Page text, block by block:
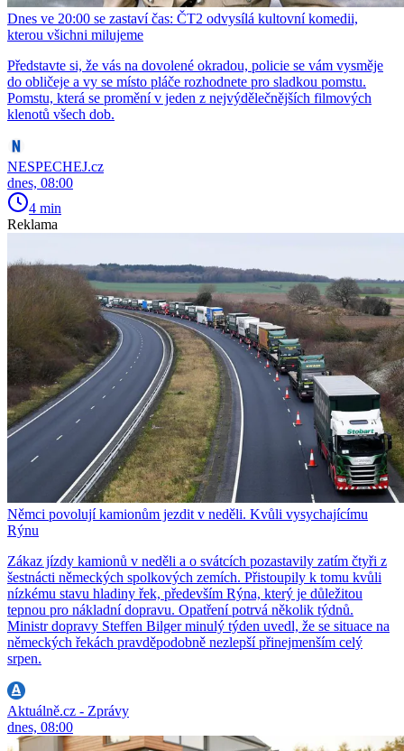
Dnes ve 20:00 se zastaví čas: ČT2 odvysílá kultovní komedii,
kterou všichni milujeme
Představte si, že vás na dovolené okradou, policie se vám vysměje
do obličeje a vy se místo pláče rozhodnete pro sladkou pomstu.
Pomstu, která se promění v jeden z nejvýdělečnějších filmových
klenotů všech dob.
NESPECHEJ.cz
dnes, 08:00
4 min
Reklama
Němci povolují kamionům jezdit v neděli. Kvůli vysychajícímu
Rýnu
Zákaz jízdy kamionů v neděli a o svátcích pozastavily zatím čtyři z
šestnácti německých spolkových zemích. Přistoupily k tomu kvůli
nízkému stavu hladiny řek, především Rýna, který je důležitou
tepnou pro nákladní dopravu. Opatření potrvá několik týdnů.
Ministr dopravy Steffen Bilger minulý týden uvedl, že se situace na
německých řekách pravděpodobně nezlepší přinejmenším celý
srpen.
Aktuálně.cz - Zprávy
dnes, 08:00